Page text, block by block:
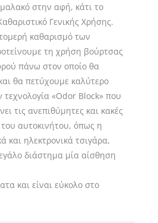
στην αφή, κάτι το
Γενικής Χρήσης.
καθαρισμό των
τη χρήση βούρτσας
πάνω στον οποίο θα
θα πετύχουμε καλύτερο
τεχνολογία «Odor Block» που
τις ανεπιθύμητες και κακές
αυτοκινήτου, όπως η
και ηλεκτρονικά τσιγάρα,
διάστημα μία αίσθηση
και είναι εύκολο στο